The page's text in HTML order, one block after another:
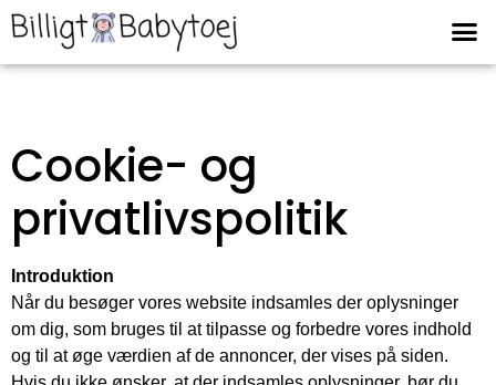
Cookie- og
privatlivspolitik
Introduktion
Når du besøger vores website indsamles der oplysninger
om dig, som bruges til at tilpasse og forbedre vores indhold
og til at øge værdien af de annoncer, der vises på siden.